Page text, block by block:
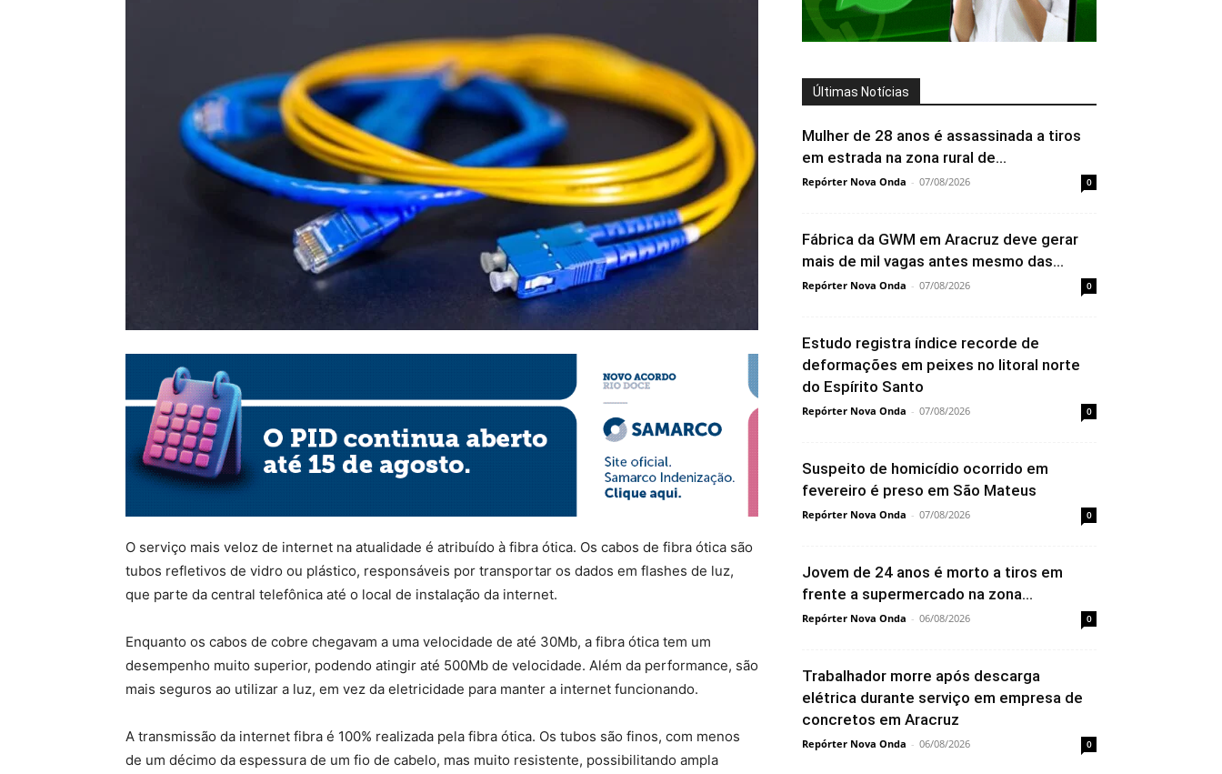
O serviço mais veloz de internet na atualidade é atribuído à fibra ótica. Os cabos de fibra ótica são
tubos refletivos de vidro ou plástico, responsáveis por transportar os dados em flashes de luz,
que parte da central telefônica até o local de instalação da internet.
Enquanto os cabos de cobre chegavam a uma velocidade de até 30Mb, a fibra ótica tem um
desempenho muito superior, podendo atingir até 500Mb de velocidade. Além da performance, são
mais seguros ao utilizar a luz, em vez da eletricidade para manter a internet funcionando.
A transmissão da internet fibra é 100% realizada pela fibra ótica. Os tubos são finos, com menos
de um décimo da espessura de um fio de cabelo, mas muito resistente, possibilitando ampla
Últimas Notícias
Mulher de 28 anos é assassinada a tiros
em estrada na zona rural de...
Repórter Nova Onda - 07/08/2026 0
Fábrica da GWM em Aracruz deve gerar
mais de mil vagas antes mesmo das...
Repórter Nova Onda - 07/08/2026 0
Estudo registra índice recorde de
deformações em peixes no litoral norte
do Espírito Santo
Repórter Nova Onda - 07/08/2026 0
Suspeito de homicídio ocorrido em
fevereiro é preso em São Mateus
Repórter Nova Onda - 07/08/2026 0
Jovem de 24 anos é morto a tiros em
frente a supermercado na zona...
Repórter Nova Onda - 06/08/2026 0
Trabalhador morre após descarga
elétrica durante serviço em empresa de
concretos em Aracruz
Repórter Nova Onda - 06/08/2026 0